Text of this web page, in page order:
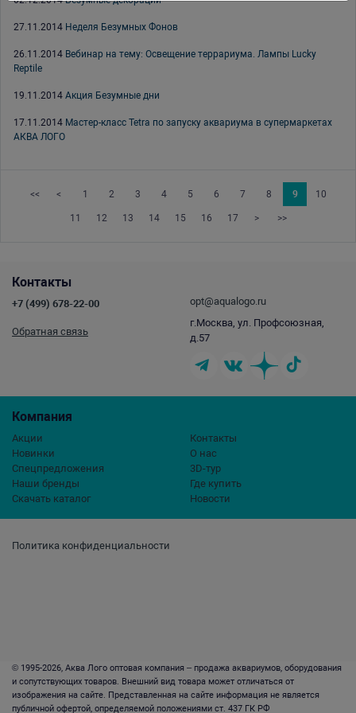
27.11.2014 Неделя Безумных Фонов
26.11.2014 Вебинар на тему: Освещение террариума. Лампы Lucky
Reptile
19.11.2014 Акция Безумные дни
17.11.2014 Мастер-класс Tetra по запуску аквариума в супермаркетах
АКВА ЛОГО
<< < 1 2 3 4 5 6 7 8 9 10
11 12 13 14 15 16 17 > >>
Политика конфиденциальности
Компания
Акции
Новинки
Спецпредложения
Наши бренды
Скачать каталог
Контакты
О нас
3D-тур
Где купить
Новости
Контакты
+7 (499) 678-22-00
Обратная связь
opt@aqualogo.ru
г.Москва, ул. Профсоюзная,
д.57
© 1995-2026, Аква Лого оптовая компания – продажа аквариумов, оборудования
и сопутствующих товаров. Внешний вид товара может отличаться от
изображения на сайте. Представленная на сайте информация не является
публичной офертой, определяемой положениями ст. 437 ГК РФ